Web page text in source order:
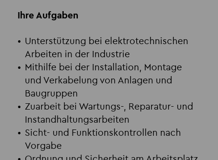
Ihre Aufgaben
Unterstützung bei elektrotechnischen
Arbeiten in der Industrie
Mithilfe bei der Installation, Montage
und Verkabelung von Anlagen und
Baugruppen
Zuarbeit bei Wartungs-, Reparatur- und
Instandhaltungsarbeiten
Sicht- und Funktionskontrollen nach
Vorgabe